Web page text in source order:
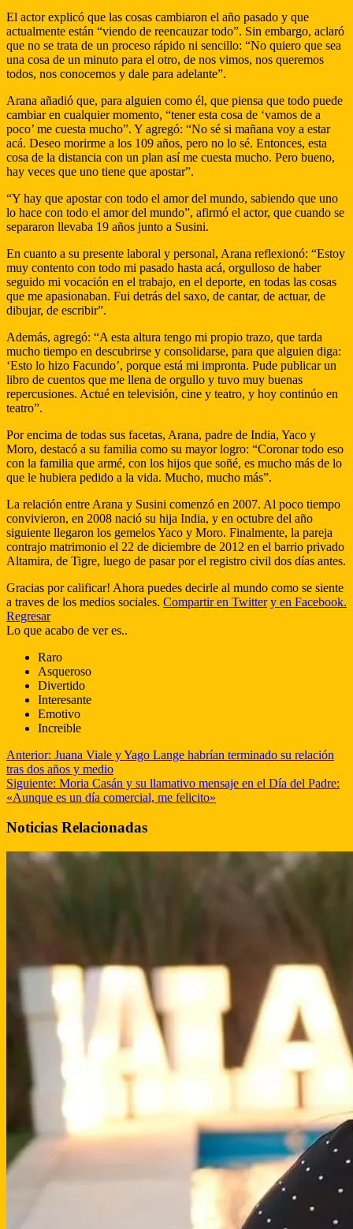
El actor explicó que las cosas cambiaron el año pasado y que
actualmente están “viendo de reencauzar todo”. Sin embargo, aclaró
que no se trata de un proceso rápido ni sencillo: “No quiero que sea
una cosa de un minuto para el otro, de nos vimos, nos queremos
todos, nos conocemos y dale para adelante”.
Arana añadió que, para alguien como él, que piensa que todo puede
cambiar en cualquier momento, “tener esta cosa de ‘vamos de a
poco’ me cuesta mucho”. Y agregó: “No sé si mañana voy a estar
acá. Deseo morirme a los 109 años, pero no lo sé. Entonces, esta
cosa de la distancia con un plan así me cuesta mucho. Pero bueno,
hay veces que uno tiene que apostar”.
“Y hay que apostar con todo el amor del mundo, sabiendo que uno
lo hace con todo el amor del mundo”, afirmó el actor, que cuando se
separaron llevaba 19 años junto a Susini.
En cuanto a su presente laboral y personal, Arana reflexionó: “Estoy
muy contento con todo mi pasado hasta acá, orgulloso de haber
seguido mi vocación en el trabajo, en el deporte, en todas las cosas
que me apasionaban. Fui detrás del saxo, de cantar, de actuar, de
dibujar, de escribir”.
Además, agregó: “A esta altura tengo mi propio trazo, que tarda
mucho tiempo en descubrirse y consolidarse, para que alguien diga:
‘Esto lo hizo Facundo’, porque está mi impronta. Pude publicar un
libro de cuentos que me llena de orgullo y tuvo muy buenas
repercusiones. Actué en televisión, cine y teatro, y hoy continúo en
teatro”.
Por encima de todas sus facetas, Arana, padre de India, Yaco y
Moro, destacó a su familia como su mayor logro: “Coronar todo eso
con la familia que armé, con los hijos que soñé, es mucho más de lo
que le hubiera pedido a la vida. Mucho, mucho más”.
La relación entre Arana y Susini comenzó en 2007. Al poco tiempo
convivieron, en 2008 nació su hija India, y en octubre del año
siguiente llegaron los gemelos Yaco y Moro. Finalmente, la pareja
contrajo matrimonio el 22 de diciembre de 2012 en el barrio privado
Altamira, de Tigre, luego de pasar por el registro civil dos días antes.
Gracias por calificar! Ahora puedes decirle al mundo como se siente
a traves de los medios sociales. Compartir en Twitter y en Facebook.
Regresar
Lo que acabo de ver es..
Raro
Asqueroso
Divertido
Interesante
Emotivo
Increible
Anterior: Juana Viale y Yago Lange habrían terminado su relación
tras dos años y medio
Siguiente: Moria Casán y su llamativo mensaje en el Día del Padre:
«Aunque es un día comercial, me felicito»
Noticias Relacionadas